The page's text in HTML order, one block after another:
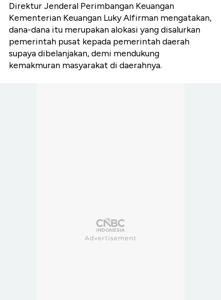
Direktur Jenderal Perimbangan Keuangan
Kementerian Keuangan Luky Alfirman mengatakan,
dana-dana itu merupakan alokasi yang disalurkan
pemerintah pusat kepada pemerintah daerah
supaya dibelanjakan, demi mendukung
kemakmuran masyarakat di daerahnya.